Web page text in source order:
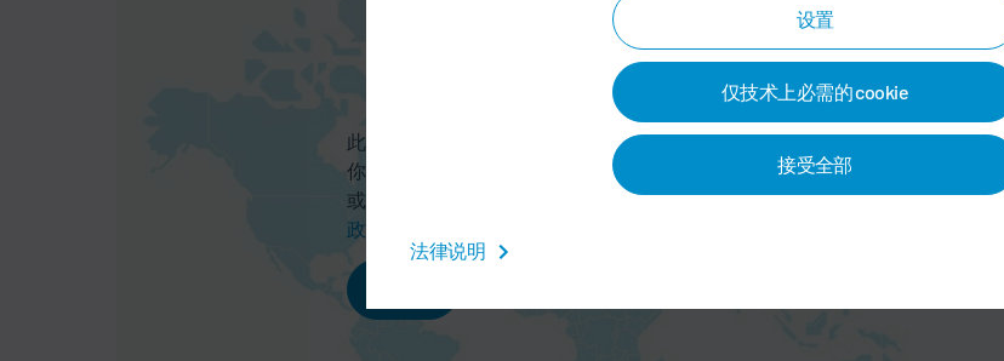
设置
仅技术上必需的 cookie
接受全部
法律说明
此处你可以激活百度地图服务。这使得百度能够处理
你的个人数据（如IP地址）。注意：本服务不向欧盟
或欧洲经济区的人提供！更多信息请参见我们的隐私
政策